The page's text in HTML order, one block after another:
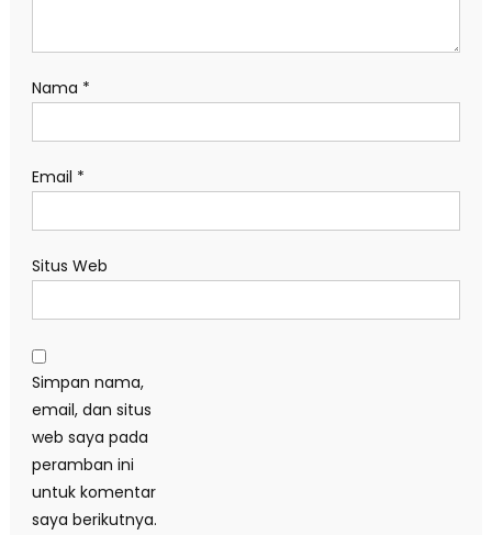
Nama *
Email *
Situs Web
Simpan nama,
email, dan situs
web saya pada
peramban ini
untuk komentar
saya berikutnya.